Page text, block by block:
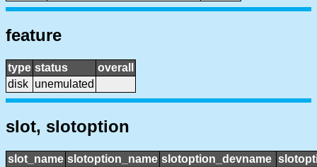
feature
type status
overall
disk unemulated
slot, slotoption
slot_name slotoption_name slotoption_devname